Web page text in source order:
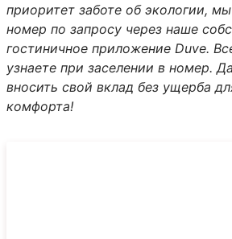
приоритет заботе об экологии,
номер по запросу через наше
гостиничное приложение Duve.
узнаете при заселении в номер.
вносить свой вклад без ущерба
комфорта!